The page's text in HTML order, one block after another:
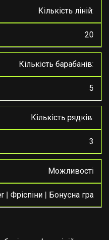
Кількість ліній:
20
Кількість барабанів:
5
Кількість рядків:
3
Можливості
| Фріспіни | Бонусна гра